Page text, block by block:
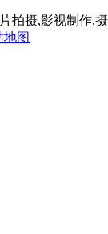
拍摄,影视制作,
地图